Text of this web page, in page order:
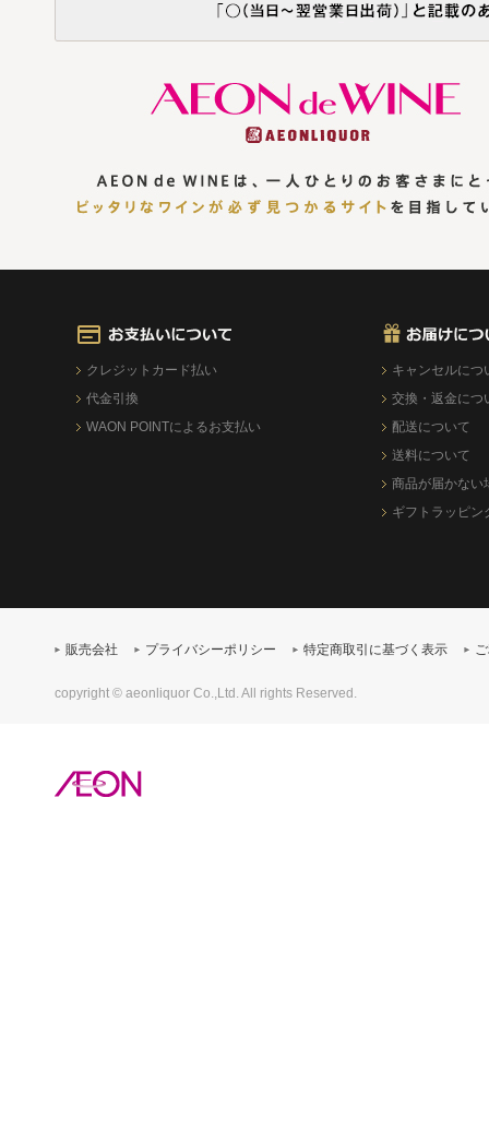
クレジットカード払い
代金引換
WAON POINTによるお支払い
キャンセルにつ
交換・返金につ
配送について
送料について
商品が届かない
ギフトラッピン
販売会社 プライバシーポリシー 特定商取引に基づく表示
copyright © aeonliquor Co.,Ltd. All rights Reserved.